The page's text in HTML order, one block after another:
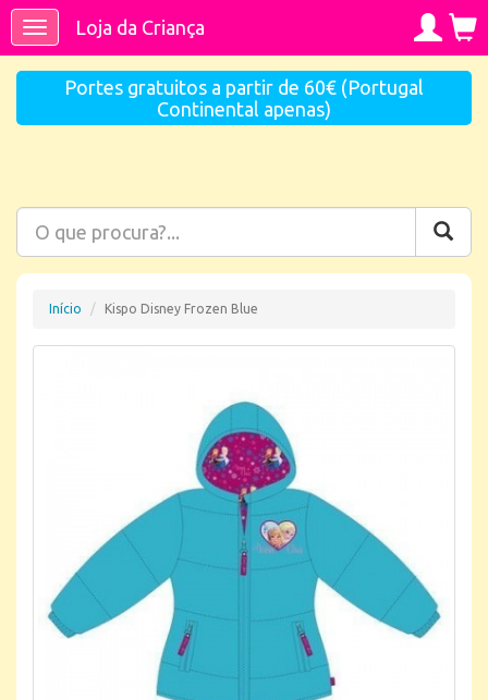
ToggleLoja da Criança
Portes gratuitos a partir de 60€ (Portugal
Continental apenas)
Início Kispo Disney Frozen Blue